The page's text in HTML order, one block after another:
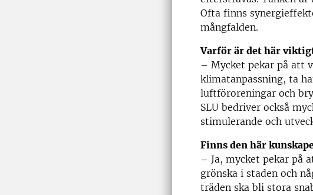
Ofta finns
mångfalden.
Varför är det här
– Mycket pekar på att
klimatanpassning, ta
luftföroreningar och
SLU bedriver också
stimulerande och
Finns den här
– Ja, mycket pekar på
grönska i staden och
träden ska bli stora